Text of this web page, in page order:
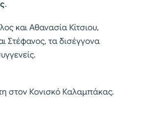
.
και Αθανασία Κίτσιου,
Στέφανος, τα δισέγγονα
στον Κονισκό Καλαμπάκας.